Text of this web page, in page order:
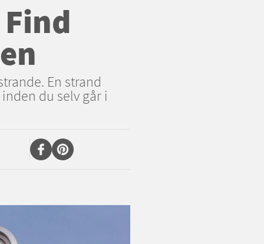
En strand
du selv går i